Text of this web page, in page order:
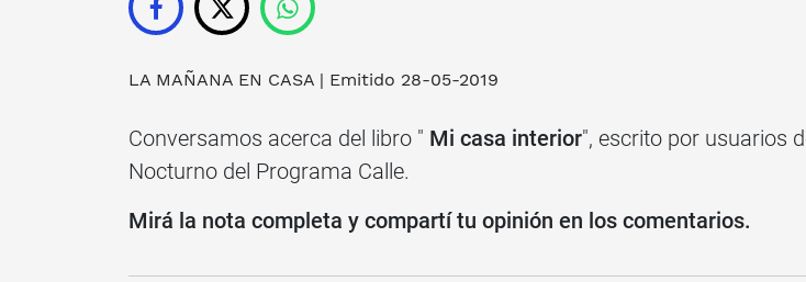
LA MAÑANA EN CASA | Emitido 28-05-2019
Conversamos acerca del libro " Mi casa interior", escrito por usuarios
Nocturno del Programa Calle.
Mirá la nota completa y compartí tu opinión en los comentarios.